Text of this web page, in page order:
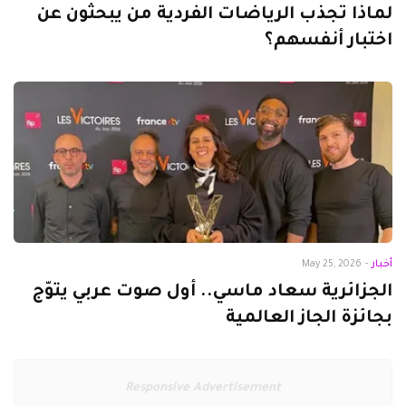
لماذا تجذب الرياضات الفردية من يبحثون عن
اختبار أنفسهم؟
أخبار -
May 25, 2026
الجزائرية سعاد ماسي.. أول صوت عربي يتوّج
بجائزة الجاز العالمية
Responsive Advertisement